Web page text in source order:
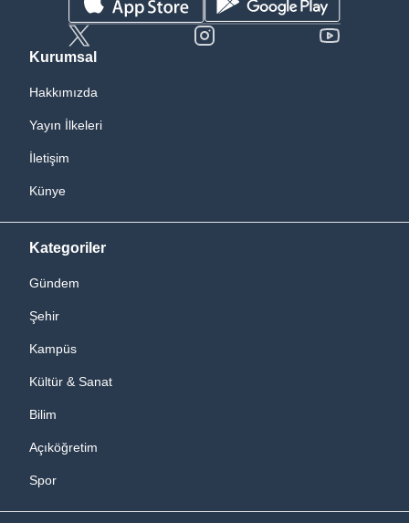
Kurumsal
Hakkımızda
Yayın İlkeleri
İletişim
Künye
Kategoriler
Gündem
Şehir
Kampüs
Kültür & Sanat
Bilim
Açıköğretim
Spor